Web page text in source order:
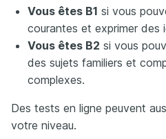
Vous êtes B1 si vous
courantes et exprimer des
Vous êtes B2 si vous
des sujets familiers et
complexes.
Des tests en ligne peuvent
votre niveau.